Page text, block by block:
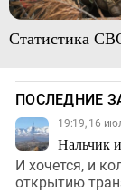
Статистика
ПОСЛЕДНИЕ
19:19, 16
Нальчик
И хочется, и
открытию